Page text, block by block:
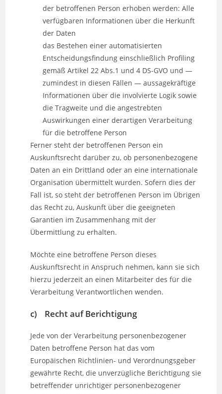
der betroffenen Person erhoben werden: Alle
verfügbaren Informationen über die Herkunft
der Daten
das Bestehen einer automatisierten
Entscheidungsfindung einschließlich Profiling
gemäß Artikel 22 Abs.1 und 4 DS-GVO und —
zumindest in diesen Fällen — aussagekräftige
Informationen über die involvierte Logik sowie
die Tragweite und die angestrebten
Auswirkungen einer derartigen Verarbeitung
für die betroffene Person
Ferner steht der betroffenen Person ein
Auskunftsrecht darüber zu, ob personenbezogene
Daten an ein Drittland oder an eine internationale
Organisation übermittelt wurden. Sofern dies der
Fall ist, so steht der betroffenen Person im Übrigen
das Recht zu, Auskunft über die geeigneten
Garantien im Zusammenhang mit der
Übermittlung zu erhalten.
Möchte eine betroffene Person dieses
Auskunftsrecht in Anspruch nehmen, kann sie sich
hierzu jederzeit an einen Mitarbeiter des für die
Verarbeitung Verantwortlichen wenden.
c) Recht auf Berichtigung
Jede von der Verarbeitung personenbezogener
Daten betroffene Person hat das vom
Europäischen Richtlinien- und Verordnungsgeber
gewährte Recht, die unverzügliche Berichtigung sie
betreffender unrichtiger personenbezogener